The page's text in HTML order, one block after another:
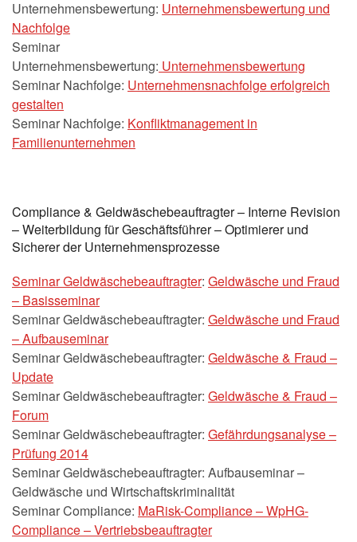
Unternehmensbewertung: Unternehmensbewertung und
Nachfolge
Seminar
Unternehmensbewertung: Unternehmensbewertung
Seminar Nachfolge: Unternehmensnachfolge erfolgreich
gestalten
Seminar Nachfolge: Konfliktmanagement in
Familienunternehmen
Compliance & Geldwäschebeauftragter – Interne Revision
– Weiterbildung für Geschäftsführer – Optimierer und
Sicherer der Unternehmensprozesse
Seminar Geldwäschebeauftragter: Geldwäsche und Fraud
– Basisseminar
Seminar Geldwäschebeauftragter: Geldwäsche und Fraud
– Aufbauseminar
Seminar Geldwäschebeauftragter: Geldwäsche & Fraud –
Update
Seminar Geldwäschebeauftragter: Geldwäsche & Fraud –
Forum
Seminar Geldwäschebeauftragter: Gefährdungsanalyse –
Prüfung 2014
Seminar Geldwäschebeauftragter: Aufbauseminar –
Geldwäsche und Wirtschaftskriminalität
Seminar Compliance: MaRisk-Compliance – WpHG-
Compliance – Vertriebsbeauftragter